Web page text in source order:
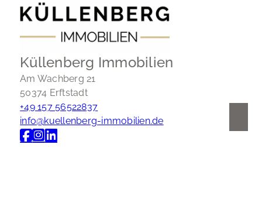
Küllenberg Immobilien
Am Wachberg 21
50374 Erftstadt
+49 157 56522837
info@kuellenberg-immobilien.de